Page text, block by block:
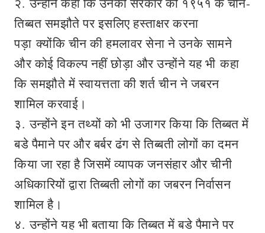
तिब्बत समझौते पर इसलिए हस्ताक्षर करना
पड़ा क्योंकि चीन की हमलावर सेना ने उनके सामने
और कोई विकल्प नहीं छोड़ा और उन्होंने यह भी कहा
कि समझौते में स्वायत्तता की शर्त चीन ने जबरन
शामिल करवाई।
३. उन्होंने इन तथ्यों को भी उजागर किया कि तिब्बत में
बडे पैमाने पर और बर्बर ढंग से तिब्बती लोगों का दमन
किया जा रहा है जिसमें व्यापक जनसंहार और चीनी
अधिकारियों द्वारा तिब्बती लोगों का जबरन निर्वासन
शामिल है।
४. उन्होंने यह भी बताया कि तिब्बत में बडे पैमाने पर